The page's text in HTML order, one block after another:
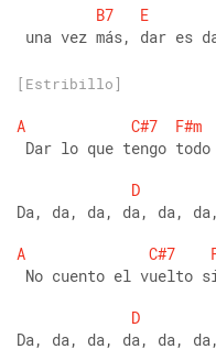
B7
E
una vez más, dar es
[Estribillo]
A C#7 F#m
Dar lo que tengo todo
D
Da, da, da, da, da,
A
C#7
No cuento el vuelto
D
Da, da, da, da, da,